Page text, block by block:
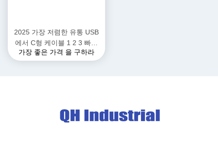
2025 가장 저렴한 유통 USB
에서 C형 케이블 1 2 3 빠른
충전 USB에서 USB C형 케이
가장 좋은 가격 을 구하라